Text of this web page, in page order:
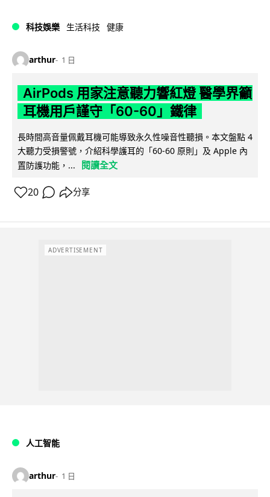
科技娛樂 生活科技 健康
arthur 1 日
AirPods 用家注意聽力響紅燈 醫學界籲
耳機用戶謹守「60-60」鐵律
長時間高音量佩戴耳機可能導致永久性噪音性聽損。本文盤點 4
大聽力受損警號，介紹科學護耳的「60-60 原則」及 Apple 內
置防護功能，...
閱讀全文
20 分享
ADVERTISEMENT
人工智能
arthur 1 日